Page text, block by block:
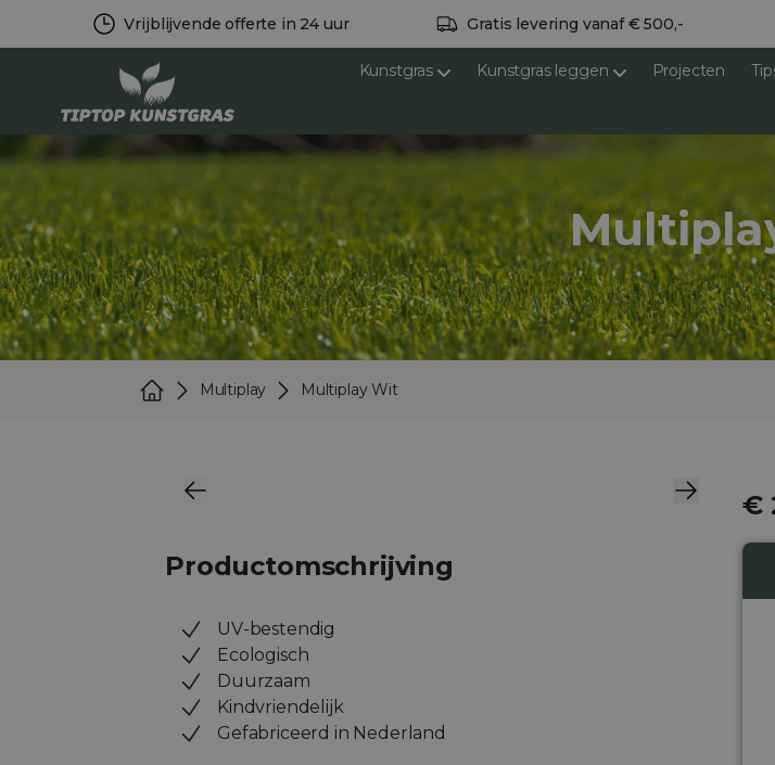
Vrijblijvende offerte in 24 uur Gratis levering vanaf € 500,-
Kunstgras Kunstgras leggen Projecten
Multiplay Multiplay Wit
€
Productomschrijving
UV-bestendig
Ecologisch
Duurzaam
Kindvriendelijk
Gefabriceerd in Nederland